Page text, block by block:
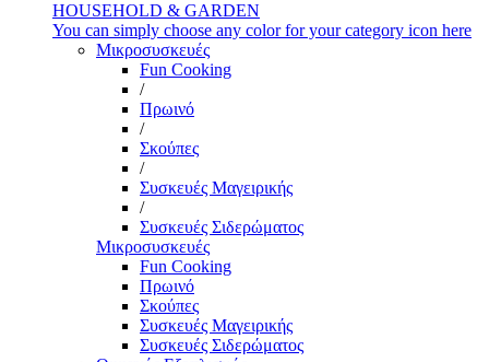
HOUSEHOLD & GARDEN
You can simply choose any color for your category icon here
Μικροσυσκευές
Fun Cooking
/
Πρωινό
/
Σκούπες
/
Συσκευές Μαγειρικής
/
Συσκευές Σιδερώματος
Μικροσυσκευές
Fun Cooking
Πρωινό
Σκούπες
Συσκευές Μαγειρικής
Συσκευές Σιδερώματος